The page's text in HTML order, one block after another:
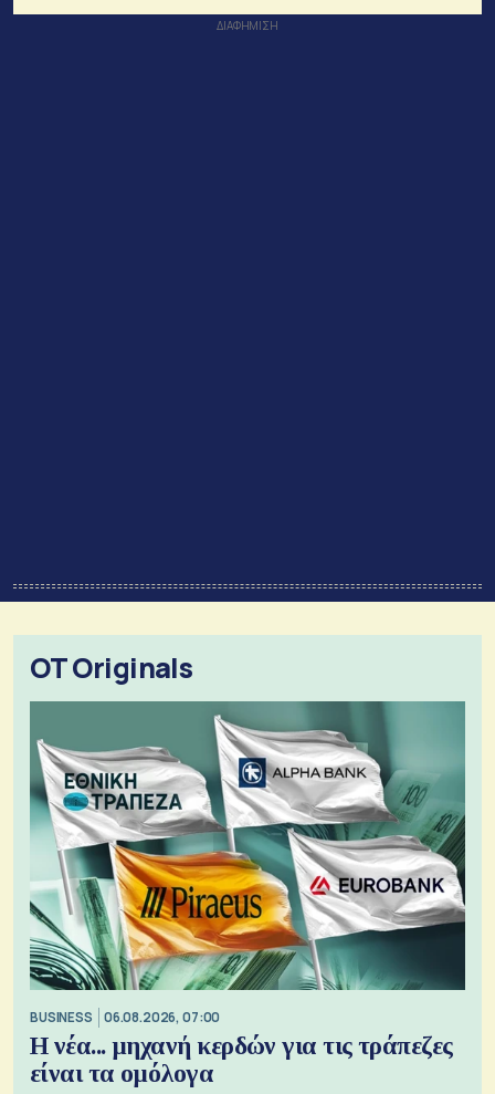
OT Originals
BUSINESS 06.08.2026, 07:00
Η νέα... μηχανή κερδών για τις τράπεζες
είναι τα ομόλογα